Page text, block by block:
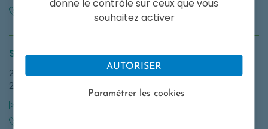
donne le contrôle sur ceux que vous
souhaitez activer
AUTORISER
Paramétrer les cookies
SAS JACQUES BERNARD ELECTRICITE
2 BEG AVEL
29800 PLOUEDERN